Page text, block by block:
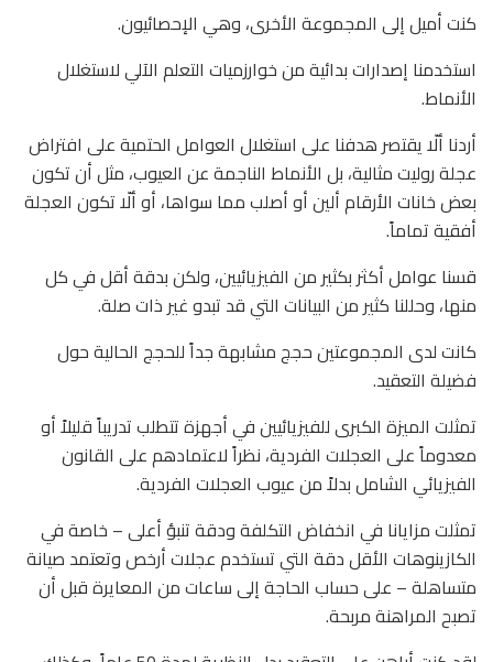
كنت أميل إلى المجموعة الأخرى، وهي الإحصائيون.
استخدمنا إصدارات بدائية من خوارزميات التعلم الآلي لاستغلال
الأنماط.
أردنا ألّا يقتصر هدفنا على استغلال العوامل الحتمية على افتراض
عجلة روليت مثالية، بل الأنماط الناجمة عن العيوب، مثل أن تكون
بعض خانات الأرقام ألين أو أصلب مما سواها، أو ألّا تكون العجلة
أفقية تماماً.
قسنا عوامل أكثر بكثير من الفيزيائيين، ولكن بدقة أقل في كل
منها، وحللنا كثير من البيانات التي قد تبدو غير ذات صلة.
كانت لدى المجموعتين حجج مشابهة جداً للحجج الحالية حول
فضيلة التعقيد.
تمثلت الميزة الكبرى للفيزيائيين في أجهزة تتطلب تدريباً قليلاً أو
معدوماً على العجلات الفردية، نظراً لاعتمادهم على القانون
الفيزيائي الشامل بدلاً من عيوب العجلات الفردية.
تمثلت مزايانا في انخفاض التكلفة ودقة تنبؤ أعلى – خاصة في
الكازينوهات الأقل دقة التي تستخدم عجلات أرخص وتعتمد صيانة
متساهلة – على حساب الحاجة إلى ساعات من المعايرة قبل أن
تصبح المراهنة مربحة.